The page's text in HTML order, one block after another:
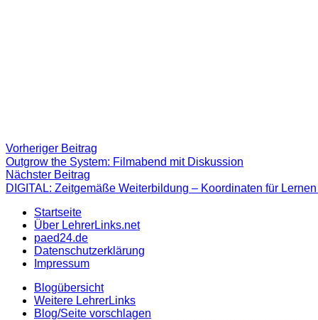
Beitragsnavigation
Vorheriger Beitrag
Beitrag:
Outgrow the System: Filmabend mit Diskussion
Nächster Beitrag
Beitrag
DIGITAL: Zeitgemäße Weiterbildung – Koordinaten für
Startseite
Über LehrerLinks.net
paed24.de
Datenschutzerklärung
Impressum
Blogübersicht
Weitere LehrerLinks
Blog/Seite vorschlagen